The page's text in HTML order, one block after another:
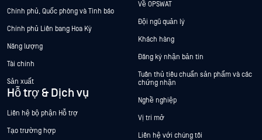
Chính phủ, Quốc phòng và Tình báo
Chính phủ Liên bang Hoa Kỳ
Năng lượng
Tài chính
Sản xuất
Hỗ trợ & Dịch vụ
Liên hệ bộ phận Hỗ trợ
Tạo trường hợp
Về OPSWAT
Đội ngũ quản lý
Khách hàng
Đăng ký nhận bản tin
Tuân thủ tiêu chuẩn sản phẩm và các
chứng nhận
Nghề nghiệp
Vị trí mở
Liên hệ với chúng tôi